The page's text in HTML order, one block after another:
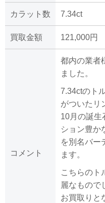
カラット数 7.34ct
買取金額 121,000円
コメント
都内の業者
ました。
7.34ctのト
がついたリ
10月の誕生
ション豊か
を別名バー
ます。
こちらのト
麗なもので
お買取りと